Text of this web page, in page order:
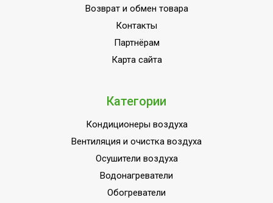
Возврат и обмен товара
Контакты
Партнёрам
Карта сайта
Категории
Кондиционеры воздуха
Вентиляция и очистка воздуха
Осушители воздуха
Водонагреватели
Обогреватели